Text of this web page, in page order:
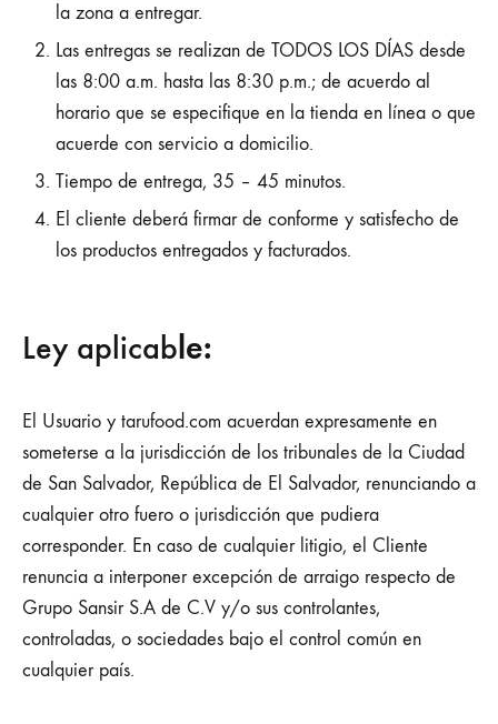
la zona a entregar.
Las entregas se realizan de TODOS LOS DÍAS desde
las 8:00 a.m. hasta las 8:30 p.m.; de acuerdo al
horario que se especifique en la tienda en línea o que
acuerde con servicio a domicilio.
Tiempo de entrega, 35 – 45 minutos.
El cliente deberá firmar de conforme y satisfecho de
los productos entregados y facturados.
Ley aplicab le:
El Usuario y tarufood.com acuerdan expresamente en
someterse a la jurisdicción de los tribunales de la Ciudad
de San Salvador, República de El Salvador, renunciando a
cualquier otro fuero o jurisdicción que pudiera
corresponder. En caso de cualquier litigio, el Cliente
renuncia a interponer excepción de arraigo respecto de
Grupo Sansir S.A de C.V y/o sus controlantes,
controladas, o sociedades bajo el control común en
cualquier país.